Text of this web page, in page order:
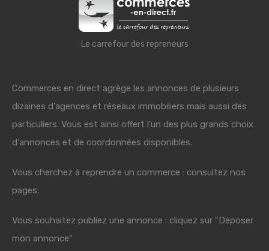
Le carrefour des repreneurs
Commerces en direct agrège les annonces de plusieurs
dizaines d'agences et réseaux immobiliers mais aussi des
particuliers. Vous est ainsi offert l'un des plus grands choix
d'annonces et de coordonnées disponibles.
Vous cherchez à reprendre un commerce : consultez nos
pages.
Vous souhaitez publiez une annonce : cliquez sur "Déposer
mon annonce"